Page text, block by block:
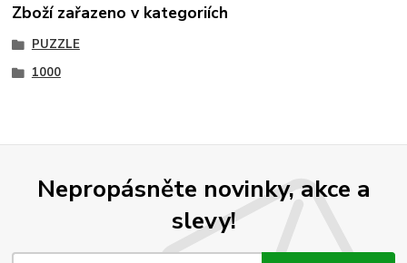
Zboží zařazeno v kategoriích
PUZZLE
1000
Nepropásněte novinky, akce a
slevy!